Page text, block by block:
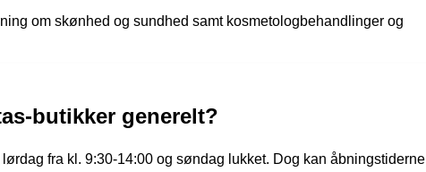
om skønhed og sundhed samt kosmetologbehandlinger og
butikker generelt?
fra kl. 9:30-14:00 og søndag lukket. Dog kan åbningstiderne